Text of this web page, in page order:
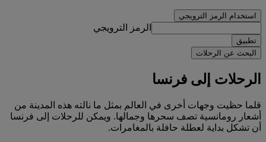
استخدام الرمز الترويجي
الرمز الترويجي
تطبيق
البحث عن الرحلات
الرحلات إلى فرنسا
قلما حظيت وجهات أخرى في العالم بمثل ما نالته هذه المدينة من
أشعار رومانسية تصف سحرها وجمالها. ويمكن للرحلات إلى فرنسا
أن تشكل بداية لعطلة حافلة بالمغامرات.